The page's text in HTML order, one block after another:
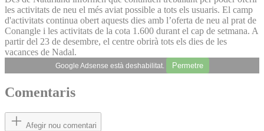
les activitats de neu el més aviat possible a tots els usuaris. El camp
d'activitats continua obert aquests dies amb l’oferta de neu al prat de
Conangle i les activitats de la cota 1.600 durant el cap de setmana. A
partir del 23 de desembre, el centre obrirà tots els dies de les
vacances de Nadal.
Google Adsense està deshabilitat. Permetre
Comentaris
Afegir nou comentari